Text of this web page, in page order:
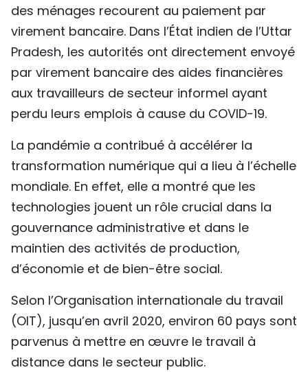
des ménages recourent au paiement par
virement bancaire. Dans l’État indien de l’Uttar
Pradesh, les autorités ont directement envoyé
par virement bancaire des aides financières
aux travailleurs de secteur informel ayant
perdu leurs emplois à cause du COVID-19.
La pandémie a contribué à accélérer la
transformation numérique qui a lieu à l’échelle
mondiale. En effet, elle a montré que les
technologies jouent un rôle crucial dans la
gouvernance administrative et dans le
maintien des activités de production,
d’économie et de bien-être social.
Selon l’Organisation internationale du travail
(OIT), jusqu’en avril 2020, environ 60 pays sont
parvenus à mettre en œuvre le travail à
distance dans le secteur public.